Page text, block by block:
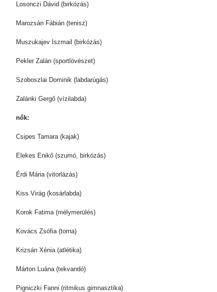
Losonczi Dávid (birkózás)
Marozsán Fábián (tenisz)
Muszukajev Iszmail (birkózás)
Pekler Zalán (sportlövészet)
Szoboszlai Dominik (labdarúgás)
Zalánki Gergő (vízilabda)
nők:
Csipes Tamara (kajak)
Elekes Enikő (szumó, birkózás)
Érdi Mária (vitorlázás)
Kiss Virág (kosárlabda)
Korok Fatima (mélymerülés)
Kovács Zsófia (torna)
Krizsán Xénia (atlétika)
Márton Luána (tekvandó)
Pigniczki Fanni (ritmikus gimnasztika)